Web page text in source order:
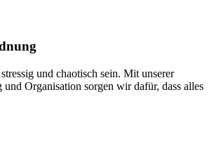
und chaotisch sein. Mit unserer
und Organisation sorgen wir dafür, dass alles